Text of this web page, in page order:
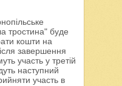
тростина" буде
кошти на
завершення
участь у третій
наступний
участь в